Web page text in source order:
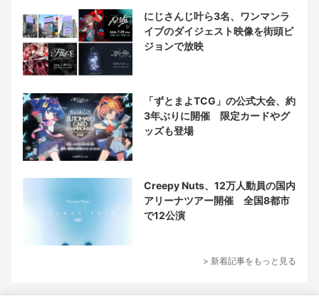
にじさんじ叶ら3名、ワンマンラ
イブのダイジェスト映像を街頭ビ
ジョンで放映
「ずとまよTCG」の公式大会、約
3年ぶりに開催 限定カードやグ
ッズも登場
Creepy Nuts、12万人動員の国内
アリーナツアー開催 全国8都市
で12公演
> 新着記事をもっと見る